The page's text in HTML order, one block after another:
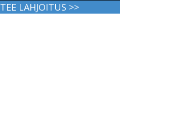
TEE LAHJOITUS >>